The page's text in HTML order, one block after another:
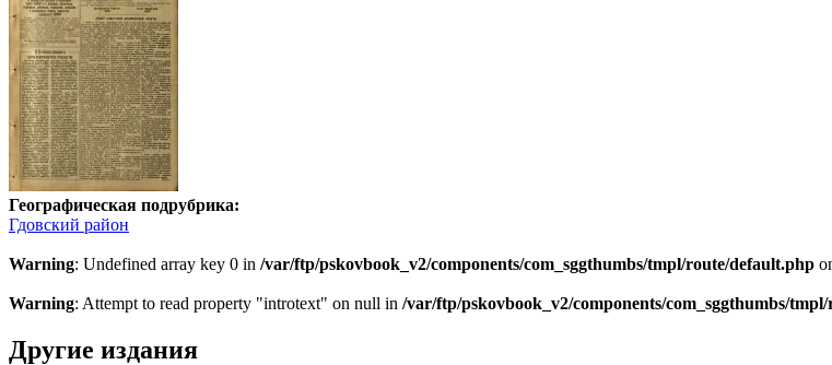
Географическая подрубрика:
Гдовский район
Warning: Undefined array key 0 in /var/ftp/pskovbook_v2/components/com_sggthumbs/tmpl/route/default.php
Warning: Attempt to read property "introtext" on null in /var/ftp/pskovbook_v2/components/com_sggthumbs/
Другие издания